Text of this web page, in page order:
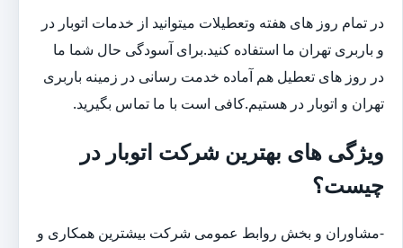
در تمام روز های هفته وتعطیلات میتوانید از خدمات اتوبار در
و باربری تهران ما استفاده کنید.برای آسودگی حال شما ما
در روز های تعطیل هم آماده خدمت رسانی در زمینه باربری
تهران و اتوبار در هستیم.کافی است با ما تماس بگیرید.
ویژگی های بهترین شرکت اتوبار در
چیست؟
-مشاوران و بخش روابط عمومی شرکت بیشترین همکاری و